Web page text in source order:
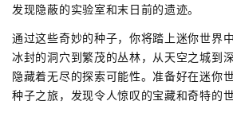
发现隐蔽的实验室和末日前的遗迹。
通过这些奇妙的种子，你将踏上迷你世界
冰封的洞穴到繁茂的丛林，从天空之城到
隐藏着无尽的探索可能性。准备好在迷你
种子之旅，发现令人惊叹的宝藏和奇特的世